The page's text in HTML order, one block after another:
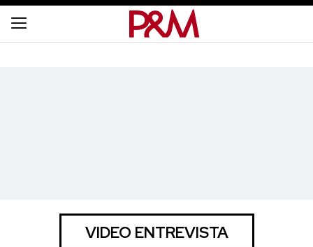
VIDEO ENTREVISTA